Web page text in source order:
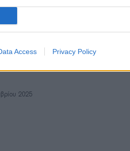
Access Privacy Policy
με τις μεγάλες (;)
ηχηρή απουσία των
για το κλίμα, COP30.
η ηχηρή απουσία των
2025